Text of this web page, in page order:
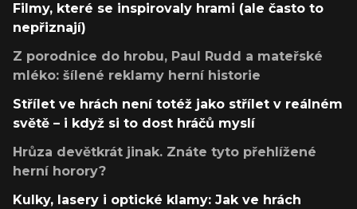
Filmy, které se inspirovaly hrami (ale často to
nepřiznají)
Z porodnice do hrobu, Paul Rudd a mateřské
mléko: šílené reklamy herní historie
Střílet ve hrách není totéž jako střílet v reálném
světě – i když si to dost hráčů myslí
Hrůza devětkrát jinak. Znáte tyto přehlížené
herní horory?
Kulky, lasery i optické klamy: Jak ve hrách